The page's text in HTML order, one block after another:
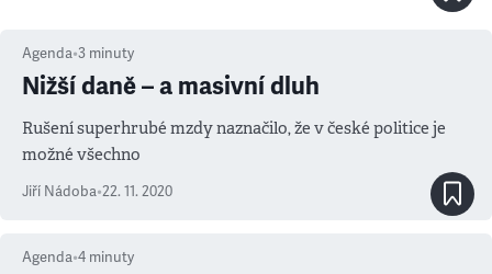
Agenda•3 minuty
Nižší daně – a masivní dluh
Rušení superhrubé mzdy naznačilo, že v české politice je
možné všechno
Jiří Nádoba•22. 11. 2020
Agenda•4 minuty